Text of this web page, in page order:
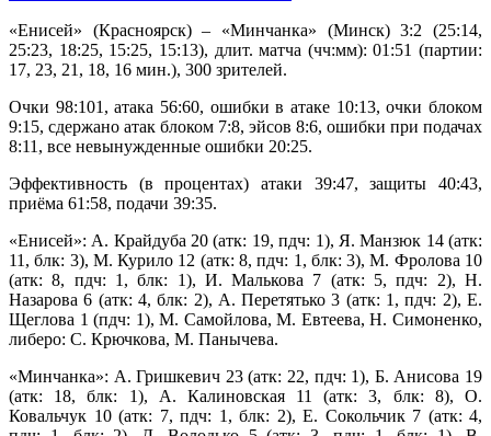
«Енисей» (Красноярск) – «Минчанка» (Минск) 3:2 (25:14,
25:23, 18:25, 15:25, 15:13), длит. матча (чч:мм): 01:51 (партии:
17, 23, 21, 18, 16 мин.), 300 зрителей.
Очки 98:101, атака 56:60, ошибки в атаке 10:13, очки блоком
9:15, сдержано атак блоком 7:8, эйсов 8:6, ошибки при подачах
8:11, все невынужденные ошибки 20:25.
Эффективность (в процентах) атаки 39:47, защиты 40:43,
приёма 61:58, подачи 39:35.
«Енисей»: А. Крайдуба 20 (атк: 19, пдч: 1), Я. Манзюк 14 (атк:
11, блк: 3), М. Курило 12 (атк: 8, пдч: 1, блк: 3), М. Фролова 10
(атк: 8, пдч: 1, блк: 1), И. Малькова 7 (атк: 5, пдч: 2), Н.
Назарова 6 (атк: 4, блк: 2), А. Перетятько 3 (атк: 1, пдч: 2), Е.
Щеглова 1 (пдч: 1), М. Самойлова, М. Евтеева, Н. Симоненко,
либеро: С. Крючкова, М. Панычева.
«Минчанка»: А. Гришкевич 23 (атк: 22, пдч: 1), Б. Анисова 19
(атк: 18, блк: 1), А. Калиновская 11 (атк: 3, блк: 8), О.
Ковальчук 10 (атк: 7, пдч: 1, блк: 2), Е. Сокольчик 7 (атк: 4,